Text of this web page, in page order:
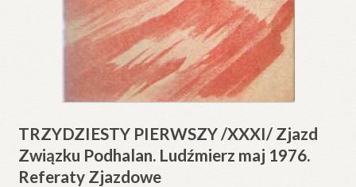
TRZYDZIESTY PIERWSZY /XXXI/ Zjazd
Związku Podhalan. Ludźmierz maj 1976.
Referaty Zjazdowe